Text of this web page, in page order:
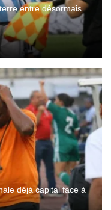
entre désormais
déjà capital face à